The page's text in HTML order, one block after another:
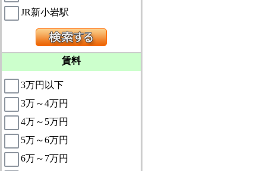
JR新小岩駅
賃料
3万円以下
3万～4万円
4万～5万円
5万～6万円
6万～7万円